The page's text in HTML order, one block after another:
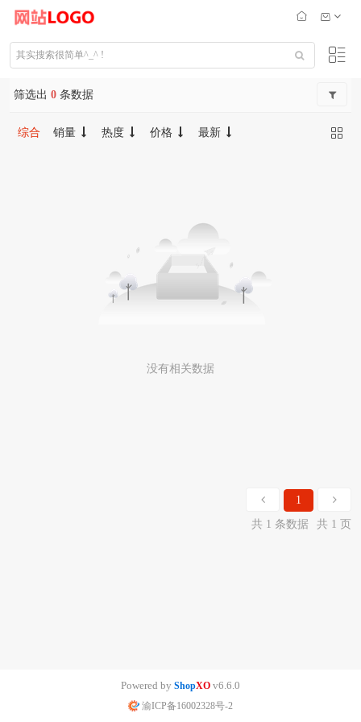
筛选出 0 条数据
综合 销量 热度 价格 最新
没有相关数据
1
共 1 条数据
共 1 页
Powered by ShopXO v6.6.0
渝ICP备16002328号-2